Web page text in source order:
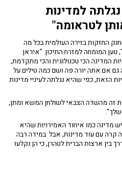
למדינות
לטראומה"
החזקות בזירה העולמית בכל מה
טען המומחה למזרח התיכון. "איראן
המדינה הכי טכנולוגית והכי מתקדמת,
אם אתה יורה פה ושם כמה טילים על
הזאת, כפי שהיא נגלתה לעיניי מדינות
זה מהשדה הצבאי לשולחן המשא ומתן,
מדינה כמו איחוד האמירויות שהיא
קרה עם עוד מדינות, אבל במידה רבה
בין ארצות הברית לטהרן, כי הן נקלעו